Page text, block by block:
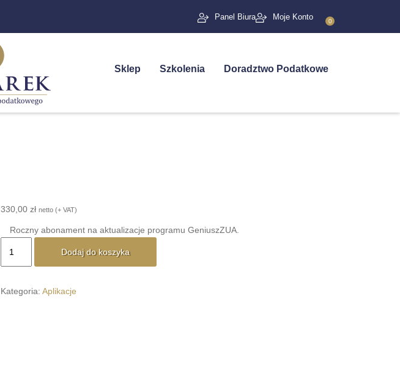
Panel Biura Moje Konto 0
Sklep Szkolenia Doradztwo Podatkowe
330,00 zł netto (+ VAT)
Roczny abonament na aktualizacje programu GeniuszZUA.
GeniuszZUA
Dodaj do koszyka
Kategoria: Aplikacje